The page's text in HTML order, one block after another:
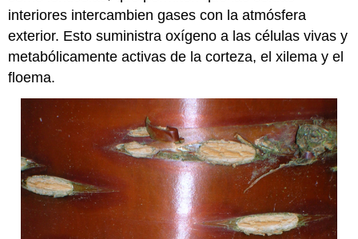
interiores intercambien gases con la atmósfera
exterior. Esto suministra oxígeno a las células vivas y
metabólicamente activas de la corteza, el xilema y el
floema.